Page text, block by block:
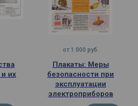
и их
от 1 000 руб.
Плакаты: Меры
безопасности при
эксплуатации
электроприборов